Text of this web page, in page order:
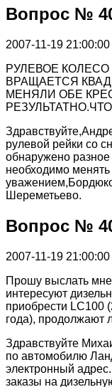
Вопрос №
2007-11-19 21:00:00
РУЛЕВОЕ
ВРАЩАЕТСЯ
МЕНЯЛИ ОБЕ
рулевой рейки со
обнаружено
необходимо
Шереметьево.
Вопрос №
2007-11-19 21:00:00
Прошу выслать
интересуют
приобрести LC100
года), продолжают
Здравствуйте
по автомобилю
электронный
заказы на